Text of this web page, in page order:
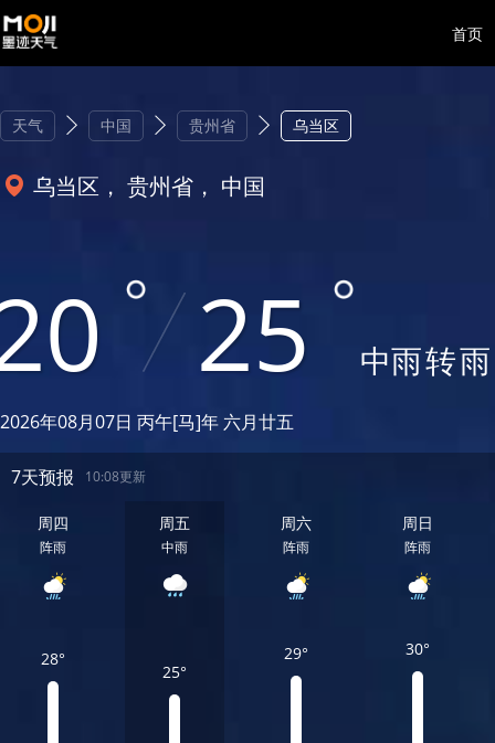
首页
天气 中国 贵州省 乌当区
乌当区， 贵州省， 中国
25 中雨转雨
2026年08月07日 丙午[马]年 六月廿五
7天预报 10:08更新
周四
阵雨
28°
周五
中雨
25°
周六
阵雨
29°
周日
阵雨
30°